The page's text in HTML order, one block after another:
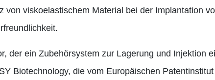
von viskoelastischem Material bei der Implantation
der ein Zubehörsystem zur Lagerung und Injektion
Biotechnology, die vom Europäischen